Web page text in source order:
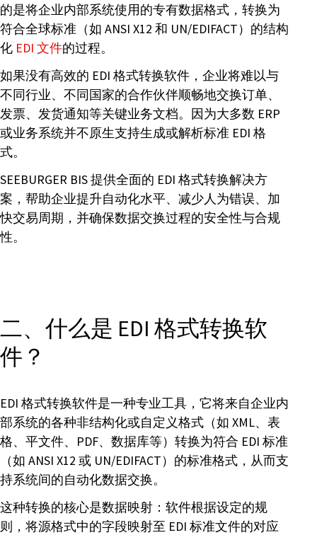
的是将企业内部系统使用的专有数据格式，转换为
符合全球标准（如 ANSI X12 和 UN/EDIFACT）的结构
化 EDI 文件的过程。
如果没有高效的 EDI 格式转换软件，企业将难以与
不同行业、不同国家的合作伙伴顺畅地交换订单、
发票、发货通知等关键业务文档。因为大多数 ERP
或业务系统并不原生支持生成或解析标准 EDI 格
式。
SEEBURGER BIS 提供全面的 EDI 格式转换解决方
案，帮助企业提升自动化水平、减少人为错误、加
快交易周期，并确保数据交换过程的安全性与合规
性。
二、什么是 EDI 格式转换软
件？
EDI 格式转换软件是一种专业工具，它将来自企业内
部系统的各种非结构化或自定义格式（如 XML、表
格、平文件、PDF、数据库等）转换为符合 EDI 标准
（如 ANSI X12 或 UN/EDIFACT）的标准格式，从而支
持系统间的自动化数据交换。
这种转换的核心是数据映射：软件根据设定的规
则，将源格式中的字段映射至 EDI 标准文件的对应